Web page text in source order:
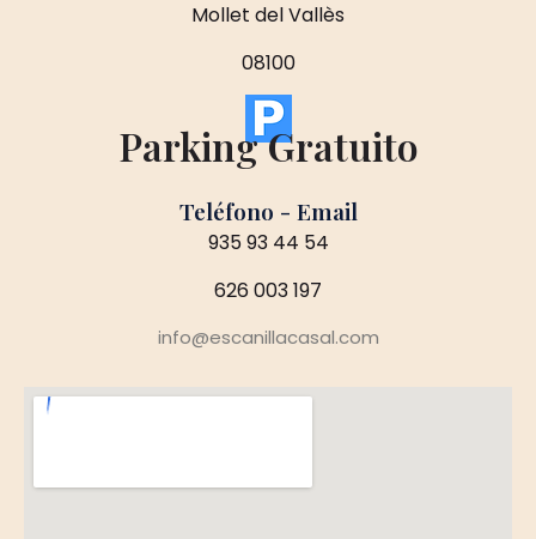
Mollet del Vallès
08100
Parking Gratuito
Teléfono - Email
935 93 44 54
626 003 197
info@escanillacasal.com